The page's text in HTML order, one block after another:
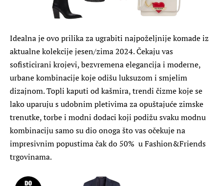
Idealna je ovo prilika za ugrabiti najpoželjnije komade iz
aktualne kolekcije jesen/zima 2024. Čekaju vas
sofisticirani krojevi, bezvremena elegancija i moderne,
urbane kombinacije koje odišu luksuzom i smjelim
dizajnom. Topli kaputi od kašmira, trendi čizme koje se
lako uparuju s udobnim pletivima za opuštajuće zimske
trenutke, torbe i modni dodaci koji podižu svaku modnu
kombinaciju samo su dio onoga što vas očekuje na
impresivnim popustima čak do 50% u Fashion&Friends
trgovinama.